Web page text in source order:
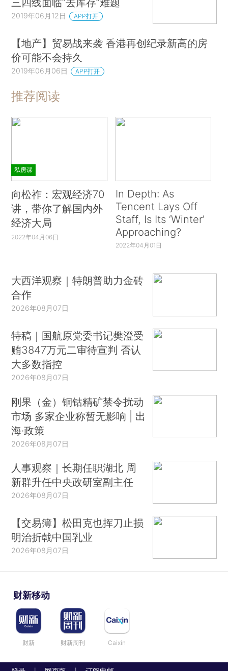
2019年06月12日 APP打开
【地产】贸易战来袭 香港再创纪录新高的房
价可能不会持久
2019年06月06日 APP打开
推荐阅读
私房课
向松祚：宏观经济70
讲，带你了解国内外
经济大局
2022年04月06日
In Depth: As
Tencent Lays Off
Staff, Is Its ‘Winter’
Approaching?
2022年04月01日
大西洋观察｜特朗普助力金砖
合作
2026年08月07日
特稿｜国航原党委书记樊澄受
贿3847万元二审待宣判 否认
大多数指控
2026年08月07日
刚果（金）铜钴精矿禁令扰动
市场 多家企业称暂无影响 | 出
海·政策
2026年08月07日
人事观察｜长期任职湖北 周
新群升任中央政研室副主任
2026年08月07日
【交易簿】松田克也挥刀止损
明治折戟中国乳业
2026年08月07日
财新移动
财新 财新周刊 Caixin